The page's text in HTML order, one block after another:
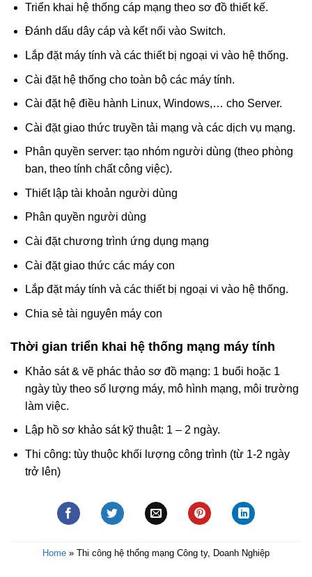
Triển khai hệ thống cáp mạng theo sơ đồ thiết kế.
Đánh dấu dây cáp và kết nối vào Switch.
Lắp đặt máy tính và các thiết bị ngoại vi vào hệ thống.
Cài đặt hệ thống cho toàn bộ các máy tính.
Cài đặt hệ điều hành Linux, Windows,… cho Server.
Cài đặt giao thức truyền tải mạng và các dịch vụ mạng.
Phân quyền server: tạo nhóm người dùng (theo phòng
ban, theo tính chất công việc).
Thiết lập tài khoản người dùng
Phân quyền người dùng
Cài đặt chương trình ứng dụng mạng
Cài đặt giao thức các máy con
Lắp đặt máy tính và các thiết bị ngoại vi vào hệ thống.
Chia sẻ tài nguyên máy con
Thời gian triển khai hệ thống mạng máy tính
Khảo sát & vẽ phác thảo sơ đồ mạng: 1 buổi hoặc 1
ngày tùy theo số lượng máy, mô hình mạng, môi trường
làm việc.
Lập hồ sơ khảo sát kỹ thuật: 1 – 2 ngày.
Thi công: tùy thuộc khối lượng công trình (từ 1-2 ngày
trở lên)
Home » Thi công hệ thống mạng Công ty, Doanh Nghiệp